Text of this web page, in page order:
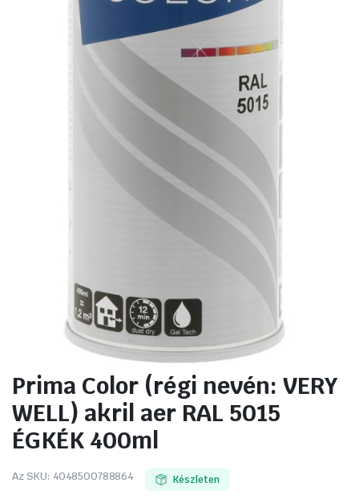
Prima Color (régi nevén: VERY
WELL) akril aer RAL 5015
ÉGKÉK 400ml
Az SKU: 4048500788864 Készleten